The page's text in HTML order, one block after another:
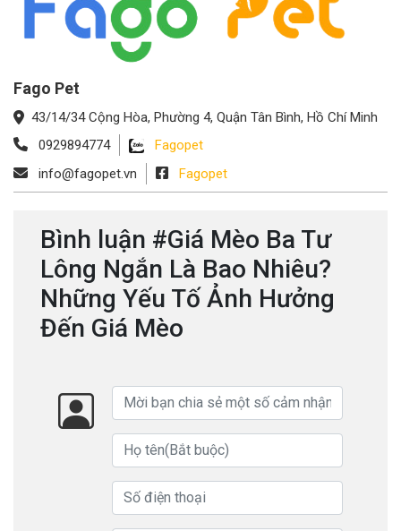
Fago Pet
43/14/34 Cộng Hòa, Phường 4, Quận Tân Bình, Hồ Chí Minh
0929894774
Fagopet
info@fagopet.vn
Fagopet
Bình luận #Giá Mèo Ba Tư
Lông Ngắn Là Bao Nhiêu?
Những Yếu Tố Ảnh Hưởng
Đến Giá Mèo